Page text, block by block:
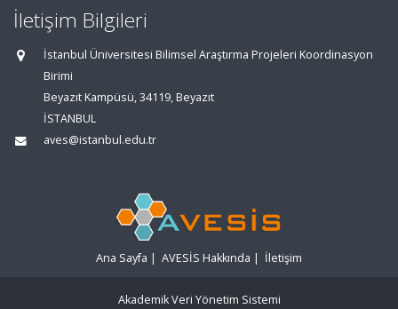
İletişim Bilgileri
İstanbul Üniversitesi Bilimsel Araştırma Projeleri Koordinasyon
Birimi
Beyazıt Kampüsü, 34119, Beyazıt
İSTANBUL
aves@istanbul.edu.tr
Ana Sayfa | AVESİS Hakkında | İletişim
Akademik Veri Yönetim Sistemi